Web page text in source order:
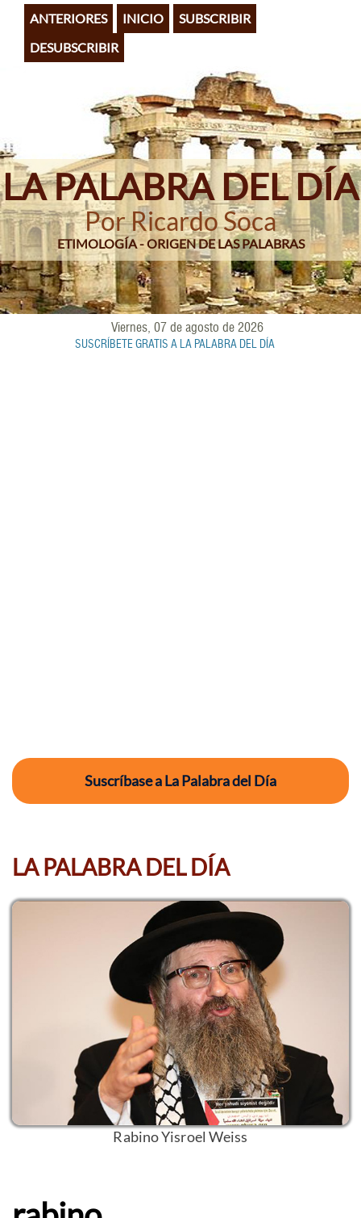
Pasar
contenido
principal
ANTERIORES INICIO
SUBSCRIBIR
DESUBSCRIBIR
LA PALABRA DEL DÍA
Por Ricardo Soca
ETIMOLOGÍA - ORIGEN DE LAS PALABRAS
Viernes, 07 de agosto de 2026
SUSCRÍBETE GRATIS A LA PALABRA DEL DÍA
Suscríbase a La Palabra del Día
LA PALABRA DEL DÍA
Rabino Yisroel Weiss